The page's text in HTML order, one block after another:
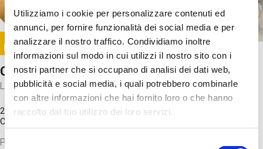
Utilizziamo i cookie per personalizzare contenuti ed
annunci, per fornire funzionalità dei social media e per
analizzare il nostro traffico. Condividiamo inoltre
informazioni sul modo in cui utilizzi il nostro sito con i
nostri partner che si occupano di analisi dei dati web,
pubblicità e social media, i quali potrebbero combinarle
con altre informazioni che hai fornito loro o che hanno
raccolto dal tuo utilizzo dei loro servizi.
Selezione
Image
SUNDAY@STEP
Come funziona il cervello?
Laboratorio
20 Set 2026 / 11:15 - 13:00
Costo
Proveremo a costruire un cervello in cartoncino cercando di